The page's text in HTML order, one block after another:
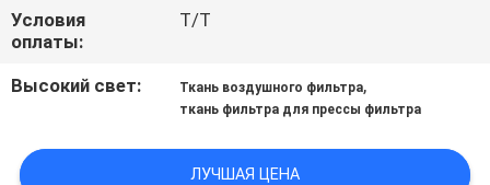
КАРТА
САЙТА
POLICY
Условия
оплаты:
T/T
Высокий свет: Ткань воздушного фильтра,
ткань фильтра для прессы фильтра
ЛУЧШАЯ ЦЕНА